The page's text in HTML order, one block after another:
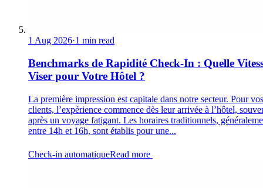
1 Aug 2026·1 min read
Benchmarks de Rapidité Check-In : Quelle
Viser pour Votre Hôtel ?
La première impression est capitale dans notre secteur. Pour vos
clients, l’expérience commence dès leur arrivée à l’hôtel,
après un voyage fatigant. Les horaires traditionnels,
entre 14h et 16h, sont établis pour une...
Check-in automatiqueRead more